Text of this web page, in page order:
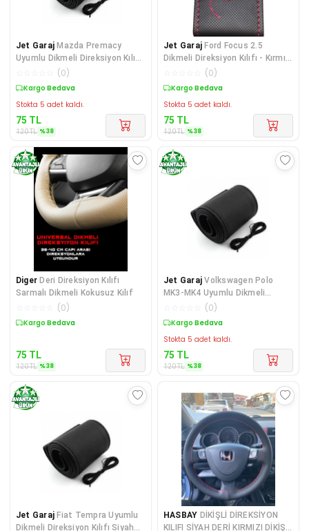
Jet Garaj Mazda Premacy
Uyumlu Dikmeli Direksiyon Kılıfı
Siyah Dikişli
(0)
Sepette %38 İndirim
Stokta 5 adet kaldı.
75 TL
120TL %38
Jet Garaj Ford Focus 2.5
Dikmeli Direksiyon Kılıfı - Kırmızı
(0)
Sepette %38 İndirim
Stokta 5 adet kaldı.
75 TL
120TL %38
Diger Deri Direksiyon Kılıfı
Sarmalı Dikmeli Kokusuz Kılıf
(0)
Sepette %38 İndirim
75 TL
120TL %38
Jet Garaj Volkswagen Polo
MK3-MK4 Uyumlu Dikmeli
Direksiyon Kılıfı Siyah Di
(0)
Sepette %38 İndirim
Stokta 5 adet kaldı.
75 TL
120TL %38
Jet Garaj Fiat Tempra Uyumlu
Dikmeli Direksiyon Kılıfı Siyah
HASBAY DİKİŞLİ DİREKSİYON
KILIFI SİYAH DERİ KIRMIZI DİKİŞLİ